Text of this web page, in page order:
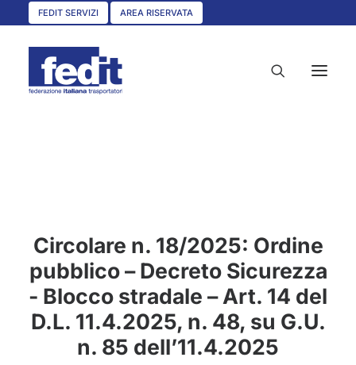
FEDIT SERVIZI AREA RISERVATA
CIRCOLARI
UNISCITI A NOI
CONVENZIONI
ASSOCIAZIONI TERRITORIALI
Circolare n. 18/2025: Ordine
pubblico – Decreto Sicurezza
- Blocco stradale – Art. 14 del
D.L. 11.4.2025, n. 48, su G.U.
n. 85 dell’11.4.2025